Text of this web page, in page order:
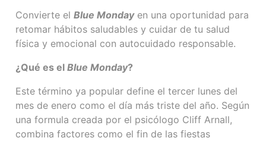
Convierte elBlue Mondayen una oportunidad para
retomar hábitos saludables y cuidar de tu salud
física y emocional con autocuidado responsable.
¿Qué es elBlue Monday?
Este término ya popular define el tercer lunes del
mes de enero como el día más triste del año. Según
una formula creada por el psicólogo Cliff Arnall,
combina factores como el fin de las fiestas